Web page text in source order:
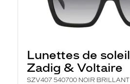
Lunettes de soleil
Zadig & Voltaire
SZV407 540700 NOIR BRILLANT